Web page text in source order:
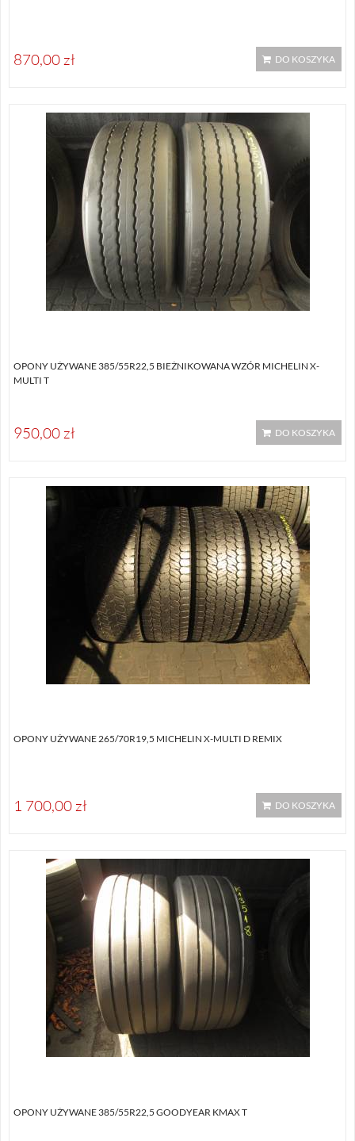
870,00 zł DO KOSZYKA
OPONY UŻYWANE 385/55R22,5 BIEŻNIKOWANA WZÓR MICHELIN X-
MULTI T
950,00 zł DO KOSZYKA
OPONY UŻYWANE 265/70R19,5 MICHELIN X-MULTI D REMIX
1 700,00 zł DO KOSZYKA
OPONY UŻYWANE 385/55R22,5 GOODYEAR KMAX T